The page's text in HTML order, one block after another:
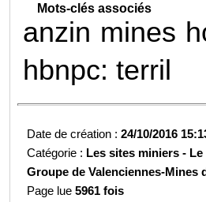
Mots-clés associés
anzin mines
hbnpc: terril
Date de création :24/10/2016
Catégorie : Les sites miniers - Le
Groupe de Valenciennes-Mines
Page lue5961 fois